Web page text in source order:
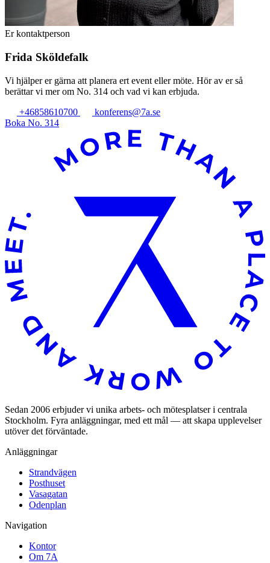
Er kontaktperson
Frida Sköldefalk
Vi hjälper er gärna att planera ert event eller möte. Hör av er så
berättar vi mer om No. 314 och vad vi kan erbjuda.
+46858610700
konferens@7a.se
Boka No. 314
Sedan 2006 erbjuder vi unika arbets- och mötesplatser i centrala
Stockholm. Fyra anläggningar, med ett mål — att skapa upplevelser
utöver det förväntade.
Anläggningar
Strandvägen
Posthuset
Vasagatan
Odenplan
Navigation
Kontor
Om 7A